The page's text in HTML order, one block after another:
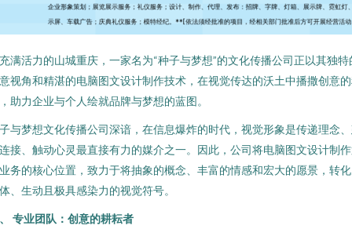
满活力的山城重庆，一家名为“种子与梦想”的文化传播公司正以其独特
视角和精湛的电脑图文设计制作技术，在视觉传达的沃土中播撒创意
助力企业与个人绘就品牌与梦想的蓝图。
与梦想文化传播公司深谙，在信息爆炸的时代，视觉形象是传递理念
接、触动心灵最直接有力的媒介之一。因此，公司将电脑图文设计制
务的核心位置，致力于将抽象的概念、丰富的情感和宏大的愿景，转
、生动且极具感染力的视觉符号。
专业团队：创意的耕耘者